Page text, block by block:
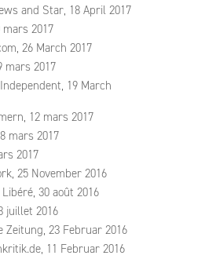
and Star, 18 April 2017
mars 2017
26 March 2017
mars 2017
19 March
12 mars 2017
mars 2017
2017
25 November 2016
30 août 2016
juillet 2016
Zeitung, 23 Februar 2016
11 Februar 2016